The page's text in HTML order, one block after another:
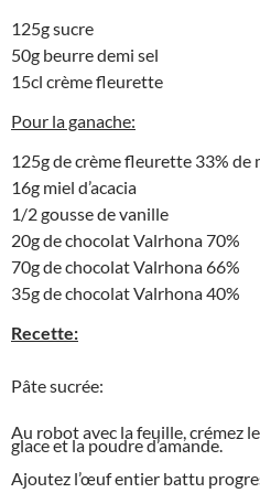
125g sucre
50g beurre demi sel
15cl crème fleurette
Pour la ganache:
125g de crème fleurette 33% de
16g miel d’acacia
1/2 gousse de vanille
20g de chocolat Valrhona 70%
70g de chocolat Valrhona 66%
35g de chocolat Valrhona 40%
Recette:
Pâte sucrée:
Au robot avec la feuille, crémez
glace et la poudre d’amande.
Ajoutez l’œuf entier battu